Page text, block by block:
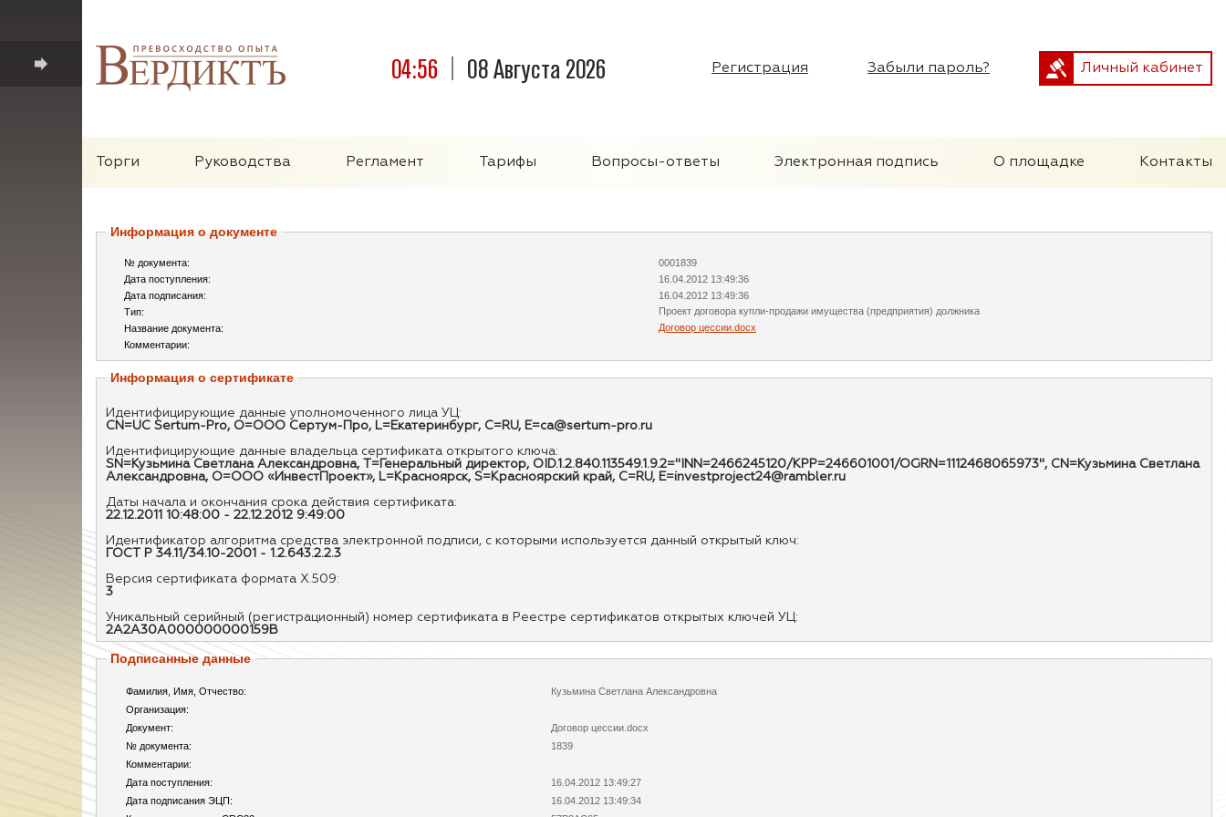
04:56 08 Августа 2026 Регистрация Забыли пароль? Личный кабинет
Торги Руководства Регламент Тарифы Вопросы-ответы Электронная подпись О площадке Контакты
Информация о документе
№ документа:
0001839
Дата поступления:
16.04.2012 13:49:36
Дата подписания:
16.04.2012 13:49:36
Тип:
Проект договора купли-продажи имущества (предприятия) должника
Название документа:
Договор цессии.docx
Комментарии:
Информация о сертификате
Идентифицирующие данные уполномоченного лица УЦ:
CN=UC Sertum-Pro, O=ООО Сертум-Про, L=Екатеринбург, C=RU, E=ca@sertum-pro.ru
Идентифицирующие данные владельца сертификата открытого ключа:
SN=Кузьмина Светлана Александровна, T=Генеральный директор, OID.1.2.840.113549.1.9.2="INN=2466245120/KPP=246601001/OGRN=1112468065973", CN=Кузьмина Светлана
Александровна, O=ООО «ИнвестПроект», L=Красноярск, S=Красноярский край, C=RU, E=investproject24@rambler.ru
Даты начала и окончания срока действия сертификата:
22.12.2011 10:48:00 - 22.12.2012 9:49:00
Идентификатор алгоритма средства электронной подписи, с которыми используется данный открытый ключ:
ГОСТ Р 34.11/34.10-2001 - 1.2.643.2.2.3
Версия сертификата формата X.509:
3
Уникальный серийный (регистрационный) номер сертификата в Реестре сертификатов открытых ключей УЦ:
2A2A30A000000000159B
Подписанные данные
Фамилия, Имя, Отчество:
Кузьмина Светлана Александровна
Организация:
Документ:
Договор цессии.docx
№ документа:
1839
Комментарии:
Дата поступления:
16.04.2012 13:49:27
Дата подписания ЭЦП:
16.04.2012 13:49:34